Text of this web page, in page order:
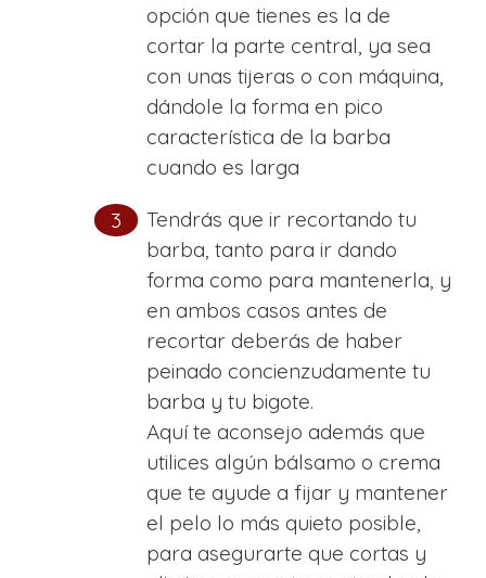
opción que tienes es la de
cortar la parte central, ya sea
con unas tijeras o con máquina,
dándole la forma en pico
característica de la barba
cuando es larga
Tendrás que ir recortando tu
barba, tanto para ir dando
forma como para mantenerla, y
en ambos casos antes de
recortar deberás de haber
peinado concienzudamente tu
barba y tu bigote.
Aquí te aconsejo además que
utilices algún bálsamo o crema
que te ayude a fijar y mantener
el pelo lo más quieto posible,
para asegurarte que cortas y